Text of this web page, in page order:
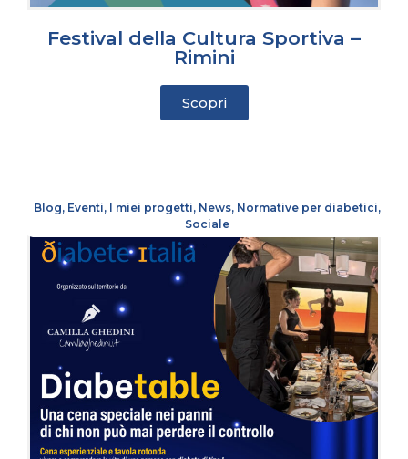
Festival della Cultura Sportiva –
Rimini
Scopri
Blog, Eventi, I miei progetti, News, Normative per diabetici,
Sociale